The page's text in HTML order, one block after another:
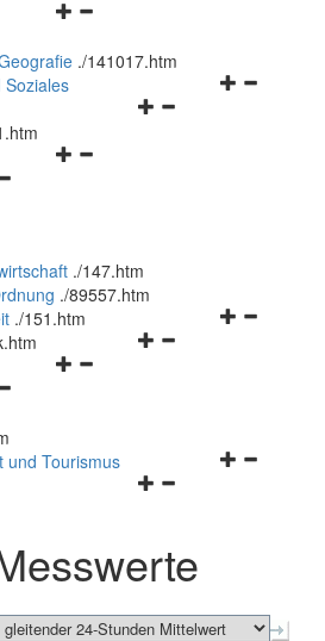
Navigationsmenü
und
schließen
./141017.htm
Navigationsmenü
Soziales
Navigationsmenü
./147.htm
./89557.htm
Navigationsmenü
./151.htm
Navigationsmenü
Navigationsmenü
schließen
und Tourismus